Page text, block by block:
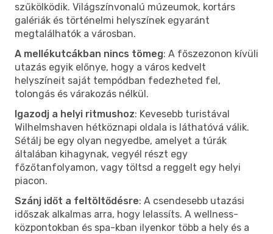
szűkölködik. Világszínvonalú múzeumok, kortárs
galériák és történelmi helyszínek egyaránt
megtalálhatók a városban.
A mellékutcákban nincs tömeg: A főszezonon kívüli
utazás egyik előnye, hogy a város kedvelt
helyszíneit saját tempódban fedezheted fel,
tolongás és várakozás nélkül.
Igazodj a helyi ritmushoz: Kevesebb turistával
Wilhelmshaven hétköznapi oldala is láthatóvá válik.
Sétálj be egy olyan negyedbe, amelyet a túrák
általában kihagynak, vegyél részt egy
főzőtanfolyamon, vagy töltsd a reggelt egy helyi
piacon.
Szánj időt a feltöltődésre: A csendesebb utazási
időszak alkalmas arra, hogy lelassíts. A wellness-
központokban és spa-kban ilyenkor több a hely és a